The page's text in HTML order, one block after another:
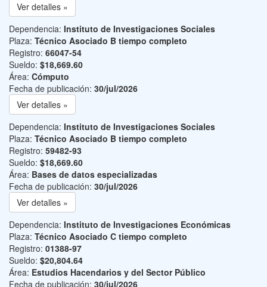
Ver detalles »
Dependencia: Instituto de Investigaciones Sociales
Plaza: Técnico Asociado B tiempo completo
Registro: 66047-54
Sueldo: $18,669.60
Área: Cómputo
Fecha de publicación: 30/jul/2026
Ver detalles »
Dependencia: Instituto de Investigaciones Sociales
Plaza: Técnico Asociado B tiempo completo
Registro: 59482-93
Sueldo: $18,669.60
Área: Bases de datos especializadas
Fecha de publicación: 30/jul/2026
Ver detalles »
Dependencia: Instituto de Investigaciones Económicas
Plaza: Técnico Asociado C tiempo completo
Registro: 01388-97
Sueldo: $20,804.64
Área: Estudios Hacendarios y del Sector Público
Fecha de publicación: 30/jul/2026